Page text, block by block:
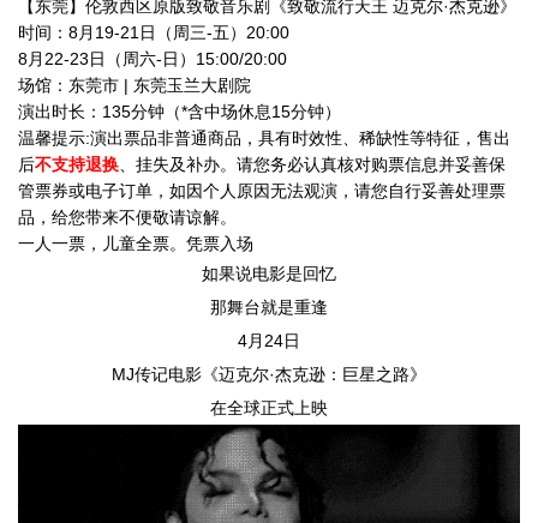
【东莞】伦敦西区原版致敬音乐剧《致敬流行天王 迈克尔·杰克逊》
时间：8月19-21日（周三-五）20:00
8月22-23日（周六-日）15:00/20:00
场馆：东莞市 | 东莞玉兰大剧院
演出时长：135分钟（*含中场休息15分钟）
温馨提示:演出票品非普通商品，具有时效性、稀缺性等特征，售出
后不支持退换、挂失及补办。请您务必认真核对购票信息并妥善保
管票券或电子订单，如因个人原因无法观演，请您自行妥善处理票
品，给您带来不便敬请谅解。
一人一票，儿童全票。凭票入场
如果说电影是回忆
那舞台就是重逢
4月24日
MJ传记电影《迈克尔·杰克逊：巨星之路》
在全球正式上映